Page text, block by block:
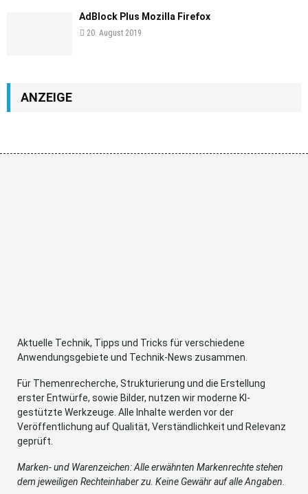
AdBlock Plus Mozilla Firefox
20. August 2019
ANZEIGE
Aktuelle Technik, Tipps und Tricks für verschiedene
Anwendungsgebiete und Technik-News zusammen.
Für Themenrecherche, Strukturierung und die Erstellung
erster Entwürfe, sowie Bilder, nutzen wir moderne KI-
gestützte Werkzeuge. Alle Inhalte werden vor der
Veröffentlichung auf Qualität, Verständlichkeit und Relevanz
geprüft.
Marken- und Warenzeichen: Alle erwähnten Markenrechte stehen
dem jeweiligen Rechteinhaber zu. Keine Gewähr auf alle Angaben.